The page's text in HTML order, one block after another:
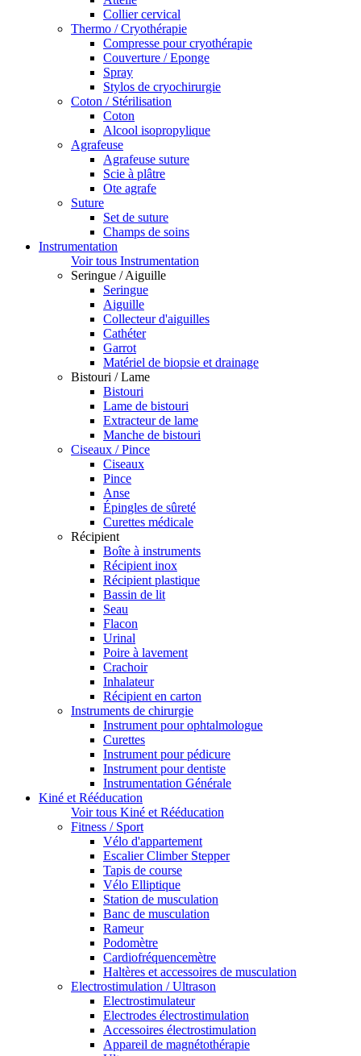
Collier cervical
Thermo / Cryothérapie
Compresse pour cryothérapie
Couverture / Eponge
Spray
Stylos de cryochirurgie
Coton / Stérilisation
Coton
Alcool isopropylique
Agrafeuse
Agrafeuse suture
Scie à plâtre
Ote agrafe
Suture
Set de suture
Champs de soins
Instrumentation
Voir tous Instrumentation
Seringue / Aiguille
Seringue
Aiguille
Collecteur d'aiguilles
Cathéter
Garrot
Matériel de biopsie et drainage
Bistouri / Lame
Bistouri
Lame de bistouri
Extracteur de lame
Manche de bistouri
Ciseaux / Pince
Ciseaux
Pince
Anse
Épingles de sûreté
Curettes médicale
Récipient
Boîte à instruments
Récipient inox
Récipient plastique
Bassin de lit
Seau
Flacon
Urinal
Poire à lavement
Crachoir
Inhalateur
Récipient en carton
Instruments de chirurgie
Instrument pour ophtalmologue
Curettes
Instrument pour pédicure
Instrument pour dentiste
Instrumentation Générale
Kiné et Rééducation
Voir tous Kiné et Rééducation
Fitness / Sport
Vélo d'appartement
Escalier Climber Stepper
Tapis de course
Vélo Elliptique
Station de musculation
Banc de musculation
Rameur
Podomètre
Cardiofréquencemètre
Haltères et accessoires de musculation
Electrostimulation / Ultrason
Electrostimulateur
Electrodes électrostimulation
Accessoires électrostimulation
Appareil de magnétothérapie